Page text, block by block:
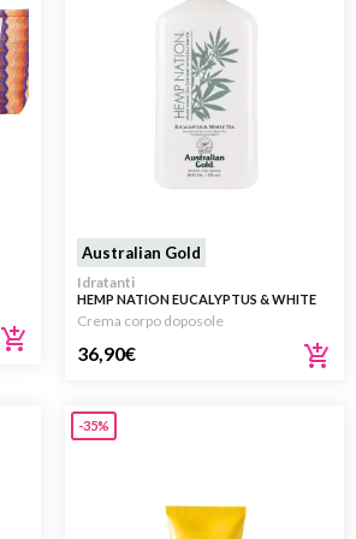
Australian Gold
Idratanti
HEMP NATION EUCALYPTUS & WHITE
TEA 532ML
Crema corpo doposole
36,90€
-35%